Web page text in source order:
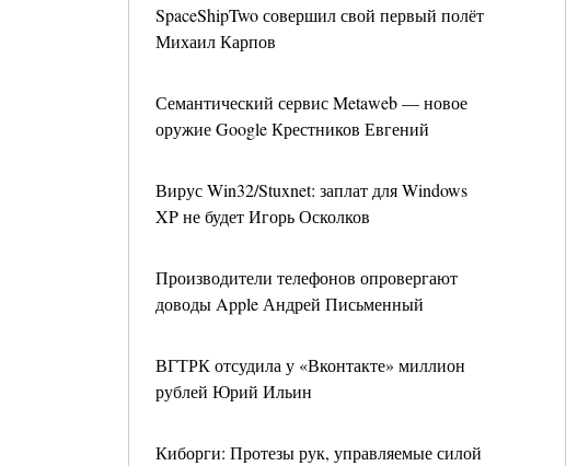
SpaceShipTwo совершил свой первый полёт
Михаил Карпов
Семантический сервис Metaweb — новое
оружие Google Крестников Евгений
Вирус Win32/Stuxnet: заплат для Windows
XP не будет Игорь Осколков
Производители телефонов опровергают
доводы Apple Андрей Письменный
ВГТРК отсудила у «Вконтакте» миллион
рублей Юрий Ильин
Киборги: Протезы рук, управляемые силой